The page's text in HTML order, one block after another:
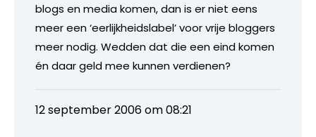
blogs en media komen, dan is er niet eens
meer een ‘eerlijkheidslabel’ voor vrije bloggers
meer nodig. Wedden dat die een eind komen
én daar geld mee kunnen verdienen?
12 september 2006 om 08:21